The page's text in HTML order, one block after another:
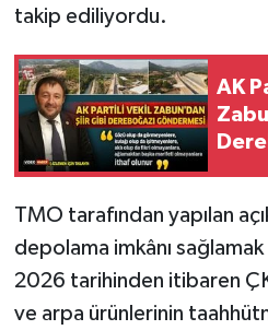
takip ediliyordu.
AK
TMO tarafından yapılan
depolama imkânı sağlamak
2026 tarihinden itibaren
ve arpa ürünlerinin